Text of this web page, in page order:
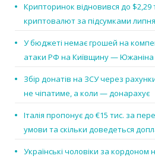
Крипторинок відновився до $2,29
криптовалют за підсумками липня
У бюджеті немає грошей на
атаки РФ на Київщину — Южаніна
Збір донатів на ЗСУ через
не чіпатиме, а коли — донарахує
Італія пропонує до €15 тис. за
умови та скільки доведеться
Українські чоловіки за